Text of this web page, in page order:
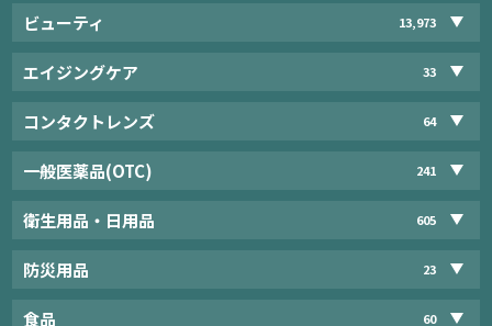
ビューティ 13,973
エイジングケア 33
コンタクトレンズ 64
一般医薬品(OTC) 241
衛生用品・日用品 605
防災用品 23
食品 60